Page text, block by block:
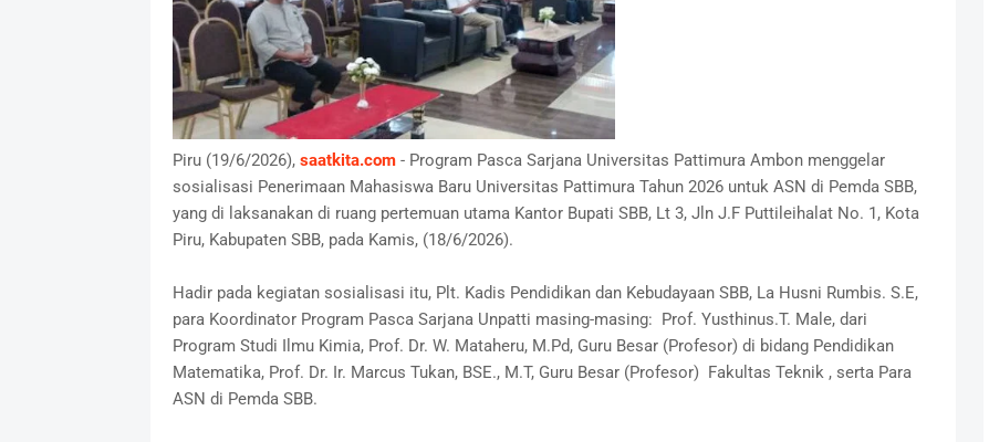
Piru (19/6/2026), saatkita.com- Program Pasca Sarjana Universitas Pattimura Ambon menggelar
sosialisasi Penerimaan Mahasiswa Baru Universitas Pattimura Tahun 2026 untuk ASN di Pemda SBB,
yang di laksanakan di ruang pertemuan utama Kantor Bupati SBB, Lt 3, Jln J.F Puttileihalat No. 1, Kota
Piru, Kabupaten SBB, pada Kamis, (18/6/2026).
Hadir pada kegiatan sosialisasi itu, Plt. Kadis Pendidikan dan Kebudayaan SBB, La Husni Rumbis. S.E,
para Koordinator Program Pasca Sarjana Unpatti masing-masing: Prof. Yusthinus.T. Male, dari
Program Studi Ilmu Kimia, Prof. Dr. W. Mataheru, M.Pd, Guru Besar (Profesor) di bidang Pendidikan
Matematika, Prof. Dr. Ir. Marcus Tukan, BSE., M.T, Guru Besar (Profesor) Fakultas Teknik , serta Para
ASN di Pemda SBB.